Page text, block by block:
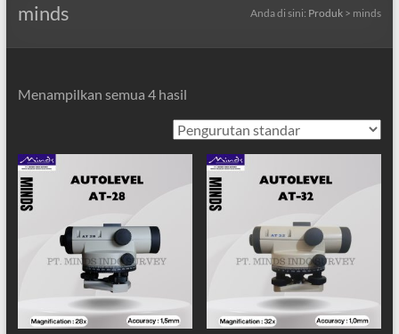
minds Anda di sini: Produk > minds
Menampilkan semua 4 hasil